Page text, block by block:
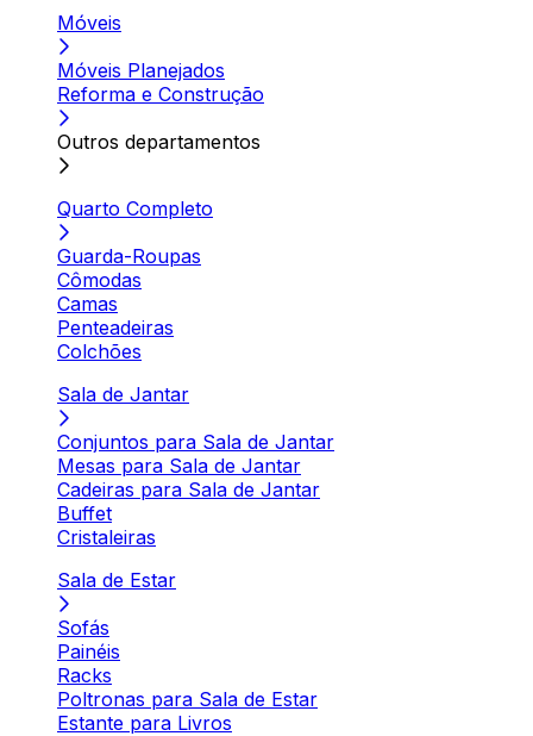
Móveis
Móveis Planejados
Reforma e Construção
Outros departamentos
Quarto Completo
Guarda-Roupas
Cômodas
Camas
Penteadeiras
Colchões
Sala de Jantar
Conjuntos para Sala de Jantar
Mesas para Sala de Jantar
Cadeiras para Sala de Jantar
Buffet
Cristaleiras
Sala de Estar
Sofás
Painéis
Racks
Poltronas para Sala de Estar
Estante para Livros